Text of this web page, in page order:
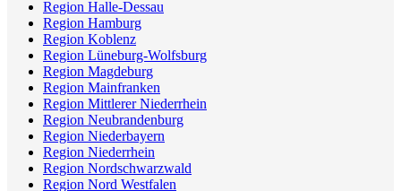
Region Halle-Dessau
Region Hamburg
Region Koblenz
Region Lüneburg-Wolfsburg
Region Magdeburg
Region Mainfranken
Region Mittlerer Niederrhein
Region Neubrandenburg
Region Niederbayern
Region Niederrhein
Region Nordschwarzwald
Region Nord Westfalen